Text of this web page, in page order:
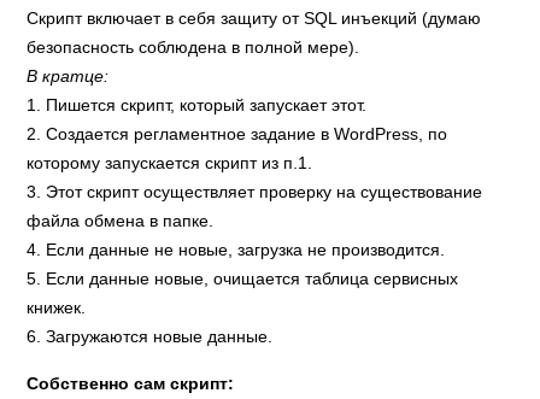
Скрипт включает в себя защиту от SQL инъекций (думаю
безопасность соблюдена в полной мере).
В кратце:
1. Пишется скрипт, который запускает этот.
2. Создается регламентное задание в WordPress, по
которому запускается скрипт из п.1.
3. Этот скрипт осуществляет проверку на существование
файла обмена в папке.
4. Если данные не новые, загрузка не производится.
5. Если данные новые, очищается таблица сервисных
книжек.
6. Загружаются новые данные.
Собственно сам скрипт: